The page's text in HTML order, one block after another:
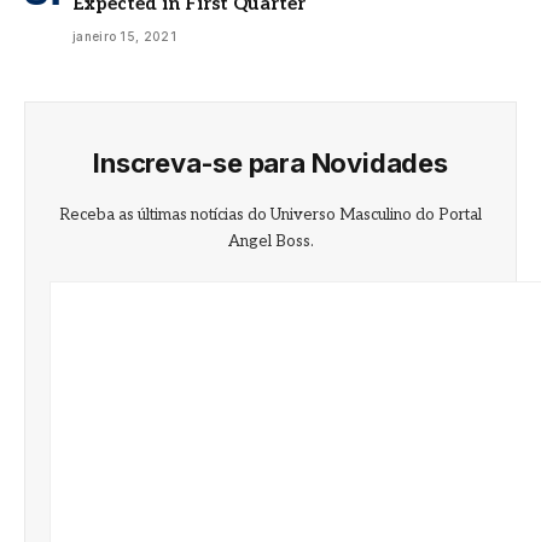
janeiro 15, 2021
Inscreva-se para Novidades
Receba as últimas notícias do Universo Masculino do Portal
Angel Boss.